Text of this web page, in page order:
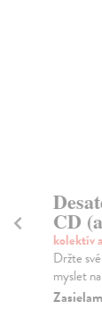
CD
kolektív
Držte
myslet